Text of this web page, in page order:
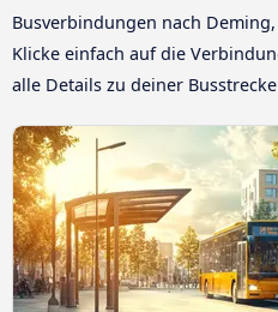
Busverbindungen nach
Klicke einfach auf die
alle Details zu deiner